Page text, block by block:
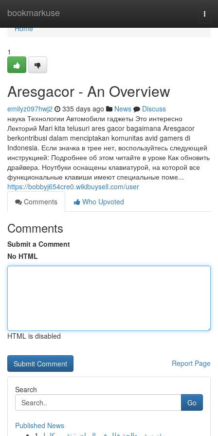
bookmarkuse
Home
Home
1
Aresgacor - An Overview
emilyz097hwj2 335 days ago News
Discuss
наука Технологии Автомобили гаджеты Это интересно
Лекторий Mari kita telusuri ares gacor bagaimana Aresgacor
berkontribusi dalam menciptakan komunitas avid gamers di
Indonesia. Если значка в трее нет, воспользуйтесь следующей
инструкцией: Подробнее об этом читайте в уроке Как обновить
драйвера. Ноутбуки оснащены клавиатурой, на которой все
функциональные клавиши имеют специальные поме...
https://bobbyj654cre0.wikibuysell.com/user
Comments
Who Upvoted
Comments
Submit a Comment
No HTML
HTML is disabled
Report Page
Search
Go
Published News